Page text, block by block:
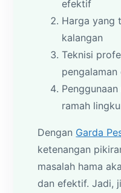
efektif
Harga yang
kalangan
Teknisi
pengalaman
ramah
Dengan Garda
ketenangan
masalah hama
dan efektif. Jadi,